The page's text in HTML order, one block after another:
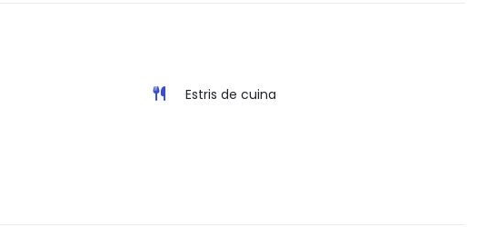
Estris de cuina